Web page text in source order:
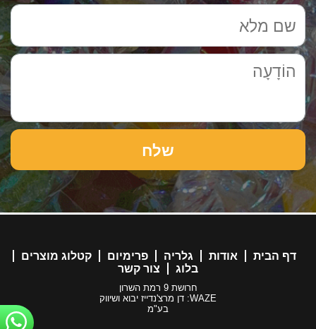
דף הבית אודות גלריה פרימיום
קטלוג מוצרים
בלוג
צור קשר
חרושת 9 רמת השרון
WAZE: דן מרצ'נדייז יבוא ושיווק
בע"מ